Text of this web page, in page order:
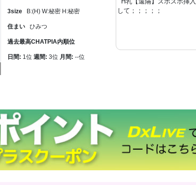
3sizeB:(H) W:秘密 H:秘密
住まいひみつ
過去最高CHATPIA内順位
日間: 1位 週間: 3位 月間: --位
して；；；；；